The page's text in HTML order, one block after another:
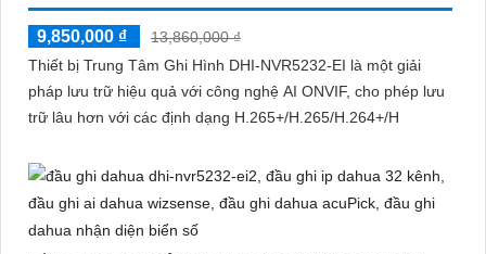
9,850,000 ₫
13,860,000 ₫
Thiết bị Trung Tâm Ghi Hình DHI-NVR5232-EI là một giải
pháp lưu trữ hiệu quả với công nghệ AI ONVIF, cho phép lưu
trữ lâu hơn với các định dạng H.265+/H.265/H.264+/H